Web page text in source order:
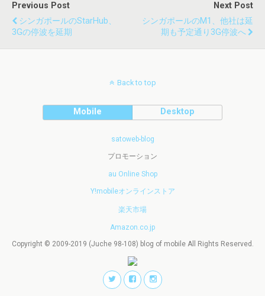
Previous Post
シンガポールのStarHub、
3Gの停波を延期
Next Post
シンガポールのM1、他社は延
期も予定通り3G停波へ
Back to top
Mobile Desktop
satoweb-blog
プロモーション
au Online Shop
Y!mobileオンラインストア
楽天市場
Amazon.co.jp
Copyright © 2009-2019 (Juche 98-108) blog of mobile All Rights Reserved.